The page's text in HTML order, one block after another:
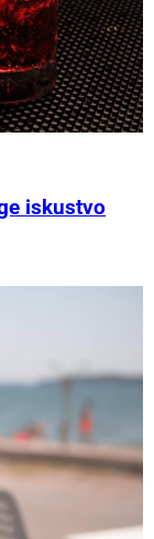
iskustvo